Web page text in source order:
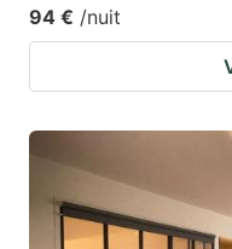
94 € /nuit